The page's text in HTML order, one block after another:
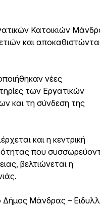
Κατοικιών
και
νέες
των Εργατικών
και τη σύνδεση της
και η κεντρική
που
βελτιώνεται η
Μάνδρας –